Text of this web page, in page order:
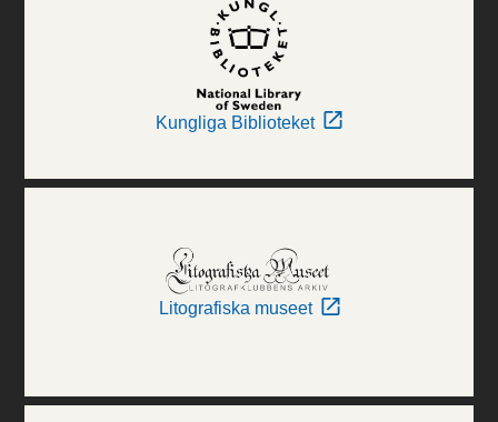
Kungliga Biblioteket
Litografiska museet